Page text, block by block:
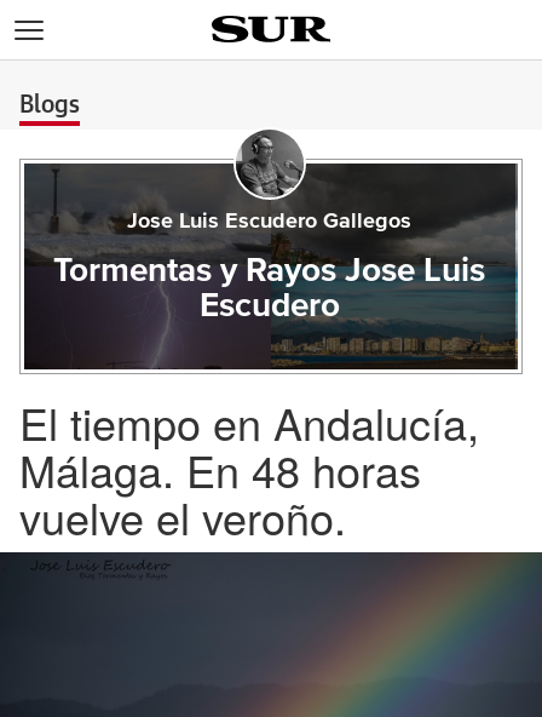
Blogs
Jose Luis Escudero Gallegos
Tormentas y Rayos Jose Luis
Escudero
El tiempo en Andalucía,
Málaga. En 48 horas
vuelve el veroño.